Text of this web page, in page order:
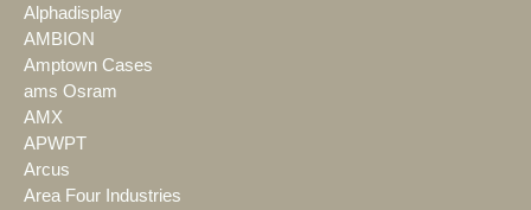
Alphadisplay
AMBION
Amptown Cases
ams Osram
AMX
APWPT
Arcus
Area Four Industries